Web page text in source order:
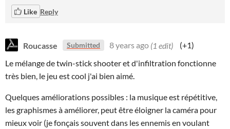
Like Reply
Roucasse Submitted 8 years ago (1 edit)
(+1)
Le mélange de twin-stick shooter et d'infiltration fonctionne
très bien, le jeu est cool j'ai bien aimé.
Quelques améliorations possibles : la musique est répétitive,
les graphismes à améliorer, peut être éloigner la caméra pour
mieux voir (je fonçais souvent dans les ennemis en voulant